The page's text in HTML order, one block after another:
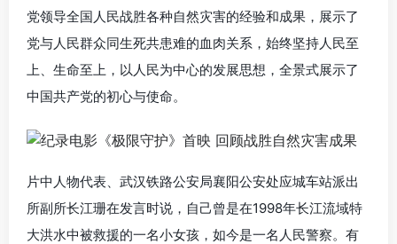
党领导全国人民战胜各种自然灾害的经验和成果，展示了
党与人民群众同生死共患难的血肉关系，始终坚持人民至
上、生命至上，以人民为中心的发展思想，全景式展示了
中国共产党的初心与使命。
片中人物代表、武汉铁路公安局襄阳公安处应城车站派出
所副所长江珊在发言时说，自己曾是在1998年长江流域特
大洪水中被救援的一名小女孩，如今是一名人民警察。有